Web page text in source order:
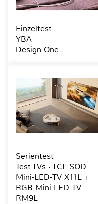
Einzeltest
YBA
Design One
Serientest
Test TVs · TCL SQD-
Mini-LED-TV X11L +
RGB-Mini-LED-TV
RM9L